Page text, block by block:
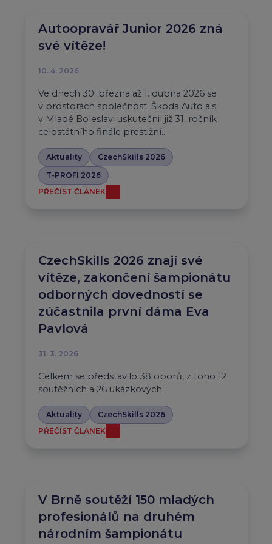
Autoopravář Junior 2026 zná
své vítěze!
10. 4. 2026
Ve dnech 30. března až 1. dubna 2026 se
v prostorách společnosti Škoda Auto a.s.
v Mladé Boleslavi uskutečnil již 31. ročník
celostátního finále prestižní…
Aktuality
CzechSkills 2026
T-PROFI 2026
PŘEČÍST ČLÁNEK
CzechSkills 2026 znají své
vítěze, zakončení šampionátu
odborných dovedností se
zúčastnila první dáma Eva
Pavlová
31. 3. 2026
Celkem se představilo 38 oborů, z toho 12
soutěžních a 26 ukázkových.
Aktuality
CzechSkills 2026
PŘEČÍST ČLÁNEK
V Brně soutěží 150 mladých
profesionálů na druhém
národním šampionátu